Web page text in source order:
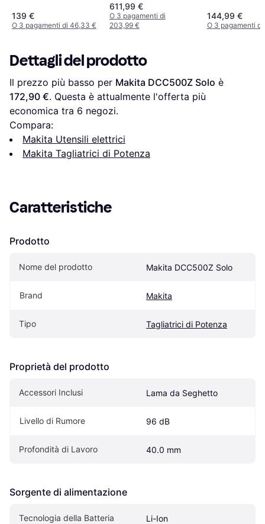
139 €
O 3 pagamenti di 46,33 €
611,99 €
O 3 pagamenti di
203,99 €
144,99 €
O 3 pagamenti
Dettagli del prodotto
Il prezzo più basso per Makita DCC500Z Solo
172,90 €. Questa è attualmente l'offerta più
economica tra 6 negozi.
Compara:
Makita Utensili elettrici
Makita Tagliatrici di Potenza
Caratteristiche
Prodotto
Nome del prodotto Makita DCC500Z Solo
Brand Makita
Tipo Tagliatrici di Potenza
Proprietà del prodotto
Accessori Inclusi Lama da Seghetto
Livello di Rumore 96 dB
Profondità di Lavoro 40.0 mm
Sorgente di alimentazione
Tecnologia della Batteria Li-Ion